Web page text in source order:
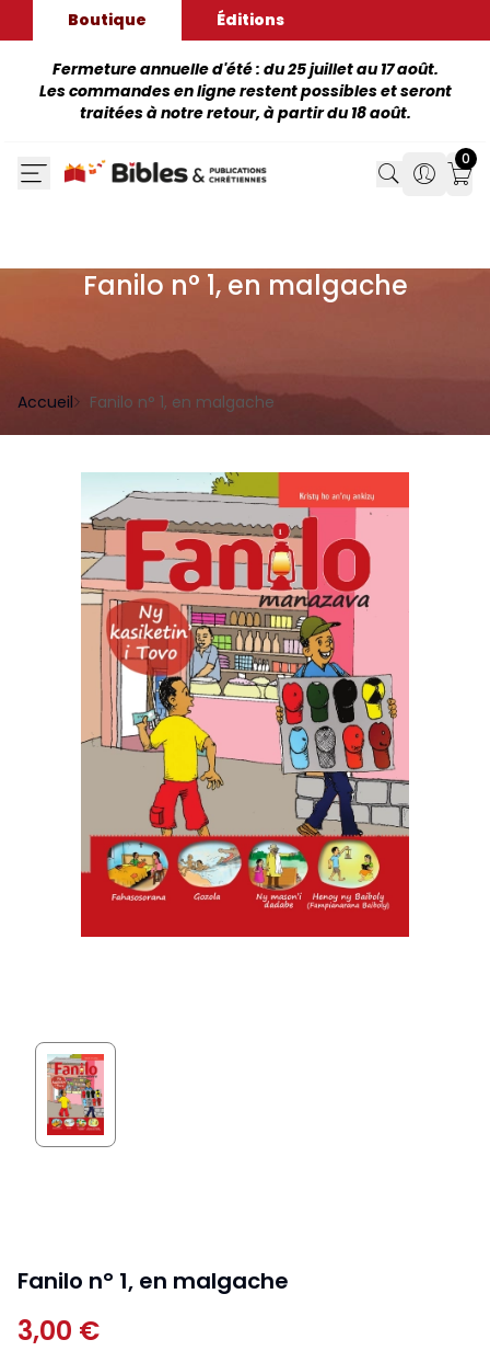
Boutique Éditions
Fermeture annuelle d'été : du 25 juillet au 17 août.
Les commandes en ligne restent possibles et seront
traitées à notre retour, à partir du 18 août.
Search
Search
0
Fanilo n° 1, en malgache
Accueil Fanilo n° 1, en malgache
Fanilo n° 1, en malgache
3,00 €